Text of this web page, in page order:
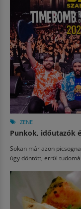
ZENE
Punkok, időutazók
Sokan már azon
úgy döntött, erről